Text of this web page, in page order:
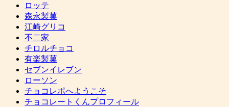
ロッテ
森永製菓
江崎グリコ
不二家
チロルチョコ
有楽製菓
セブンイレブン
ローソン
チョコレポへようこそ
チョコレートくんプロフィール